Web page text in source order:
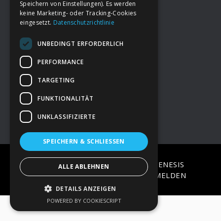
FooterDeine Spende
→ Impressum
→Kontakt zum PAO Team
COPYRIGHT © 2026 · ON
GENESIS
FRAMEWORK·WORDPRESS·ANMELDEN
Speichern von Einstellungen). Es werden
keine Marketing- oder Tracking-Cookies
eingesetzt. Datenschutzrichtlinie
UNBEDINGT ERFORDERLICH
PERFORMANCE
TARGETING
FUNKTIONALITÄT
UNKLASSIFIZIERTE
SPEICHERN & SCHLIESSEN
ALLE ABLEHNEN
DETAILS ANZEIGEN
POWERED BY COOKIESCRIPT